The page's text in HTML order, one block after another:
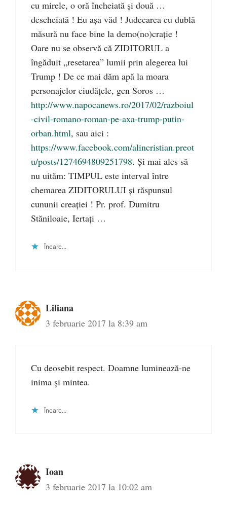
cu mirele, o oră încheiată și două …
descheiată ! Eu așa văd ! Judecarea cu dublă
măsură nu face bine la demo(no)crație !
Oare nu se observă că ZIDITORUL a
îngăduit „resetarea” lumii prin alegerea lui
Trump ! De ce mai dăm apă la moara
personajelor ciudățele, gen Soros …
http://www.napocanews.ro/2017/02/razboiul
-civil-romano-roman-pe-axa-trump-putin-
orban.html, sau aici :
https://www.facebook.com/alincristian.preot
u/posts/1274694809251798. Și mai ales să
nu uităm: TIMPUL este interval între
chemarea ZIDITORULUI și răspunsul
cununii creației ! Pr. prof. Dumitru
Stăniloaie, Iertați …
Încarc...
Liliana
3 februarie 2017 la 8:39 am
Cu deosebit respect. Doamne luminează-ne
inima și mintea.
Încarc...
Ioan
3 februarie 2017 la 10:02 am